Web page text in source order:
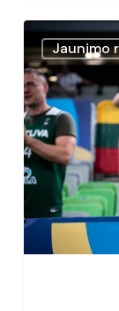
M.
Juzėno
visų
laikų
rekordai
pažymėti
triuškinančia
Lietuvos
rinktinės
Jaunimo